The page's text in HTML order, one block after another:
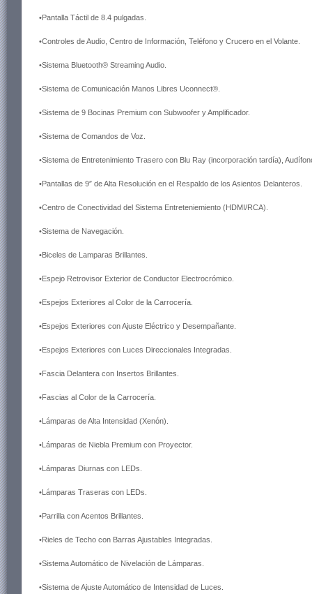
•Pantalla Táctil de 8.4 pulgadas.
•Controles de Audio, Centro de Información, Teléfono y Crucero en el Volante.
•Sistema Bluetooth® Streaming Audio.
•Sistema de Comunicación Manos Libres Uconnect®.
•Sistema de 9 Bocinas Premium con Subwoofer y Amplificador.
•Sistema de Comandos de Voz.
•Sistema de Entretenimiento Trasero con Blu Ray (incorporación tardía),
•Pantallas de 9″ de Alta Resolución en el Respaldo de los Asientos Delanteros.
•Centro de Conectividad del Sistema Entreteniemiento (HDMI/RCA).
•Sistema de Navegación.
•Biceles de Lamparas Brillantes.
•Espejo Retrovisor Exterior de Conductor Electrocrómico.
•Espejos Exteriores al Color de la Carrocería.
•Espejos Exteriores con Ajuste Eléctrico y Desempañante.
•Espejos Exteriores con Luces Direccionales Integradas.
•Fascia Delantera con Insertos Brillantes.
•Fascias al Color de la Carrocería.
•Lámparas de Alta Intensidad (Xenón).
•Lámparas de Niebla Premium con Proyector.
•Lámparas Diurnas con LEDs.
•Lámparas Traseras con LEDs.
•Parrilla con Acentos Brillantes.
•Rieles de Techo con Barras Ajustables Integradas.
•Sistema Automático de Nivelación de Lámparas.
•Sistema de Ajuste Automático de Intensidad de Luces.